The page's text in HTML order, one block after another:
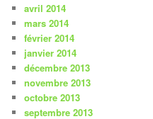
avril 2014
mars 2014
février 2014
janvier 2014
décembre 2013
novembre 2013
octobre 2013
septembre 2013